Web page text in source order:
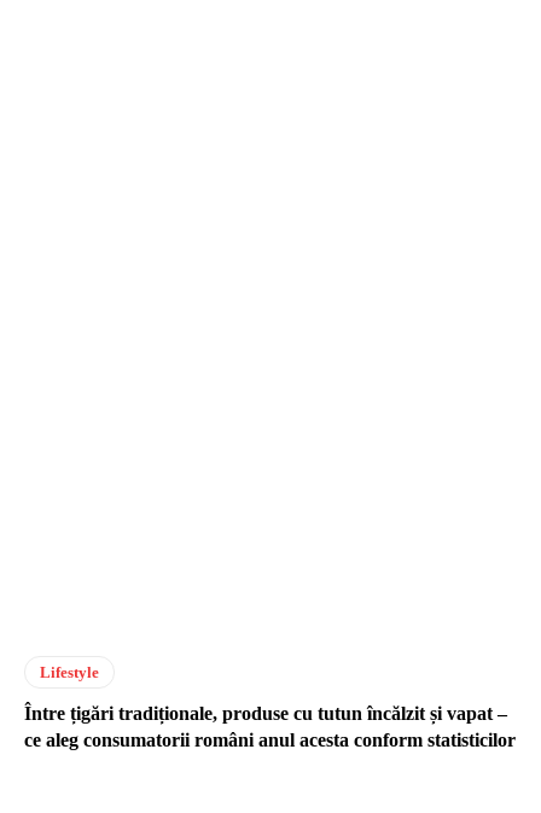
Lifestyle
Între țigări tradiționale, produse cu tutun încălzit și vapat –
ce aleg consumatorii români anul acesta conform statisticilor